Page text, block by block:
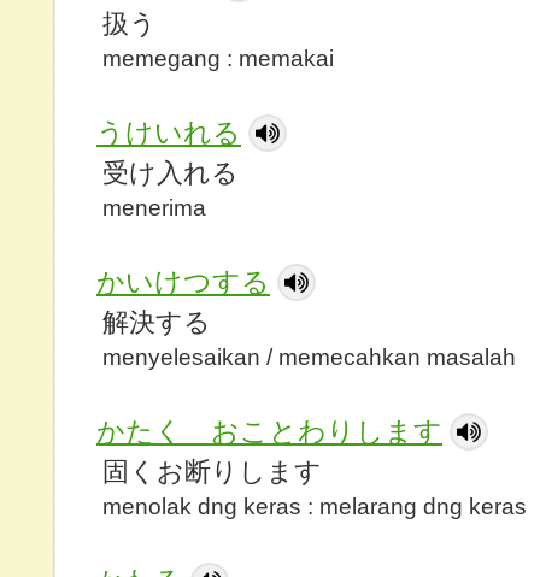
扱う
memegang : memakai
うけいれる
受け入れる
menerima
かいけつする
解決する
menyelesaikan / memecahkan masalah
かたく おことわりします
固くお断りします
menolak dng keras : melarang dng keras